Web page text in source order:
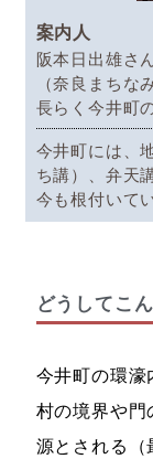
案内人
阪本日出雄さ
（奈良まちな
長らく今井町
今井町には、
ち講）、弁天
今も根付いて
どうしてこ
今井町の環濠
村の境界や
源とされる（